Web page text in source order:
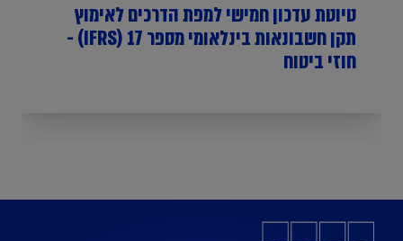
טיוטת עדכון חמישי למפת הדרכים לאימוץ
תקן חשבונאות בינלאומי מספר 17 (IFRS) -
חוזי ביטוח